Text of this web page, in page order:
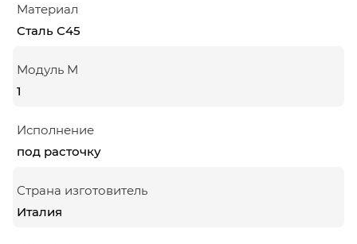
Материал
Сталь С45
Модуль М
1
Исполнение
под расточку
Страна изготовитель
Италия